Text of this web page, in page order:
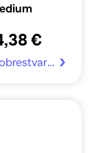
€
Vidi u dobrestvari.hr